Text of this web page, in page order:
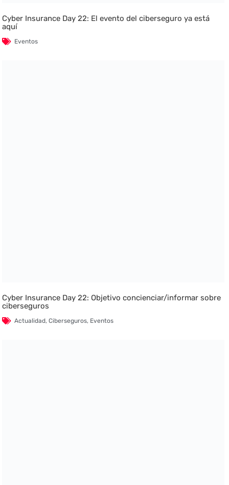
Cyber Insurance Day 22: El evento del ciberseguro ya está
aquí
Eventos
Cyber Insurance Day 22: Objetivo concienciar/informar sobre
ciberseguros
Actualidad,Ciberseguros, Eventos